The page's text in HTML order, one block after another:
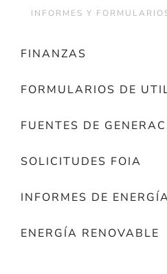
INFORMES Y
FINANZAS
FORMULARIOS DE
FUENTES DE
SOLICITUDES FOIA
INFORMES DE
ENERGÍA RENOVABLE